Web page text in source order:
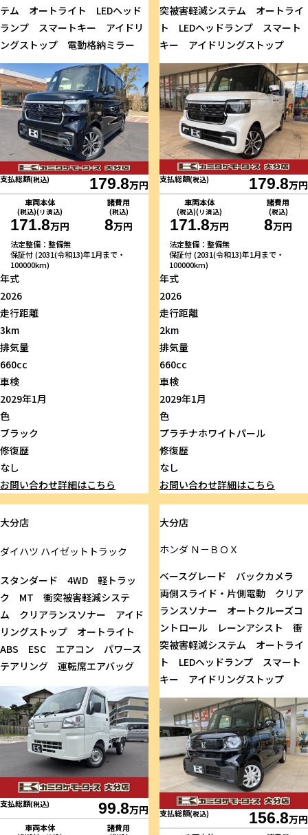
テム オートライト LEDヘッド
ランプ スマートキー アイドリ
ングストップ 電動格納ミラー
支払総額(税込) 179.8万円
車両本体
(税込)(リ済込)
171.8万円
諸費用
(税込)
8万円
法定整備：整備無
保証付 (2031(令和13)年1月まで・
100000km)
年式
2026
走行距離
3km
排気量
660cc
車検
2029年1月
色
ブラック
修復歴
なし
お問い合わせ詳細はこちら
突被害軽減システム オートライ
ト LEDヘッドランプ スマート
キー アイドリングストップ
支払総額(税込) 179.8万円
車両本体
(税込)(リ済込)
171.8万円
諸費用
(税込)
8万円
法定整備：整備無
保証付 (2031(令和13)年1月まで・
100000km)
年式
2026
走行距離
2km
排気量
660cc
車検
2029年1月
色
プラチナホワイトパール
修復歴
なし
お問い合わせ詳細はこちら
大分店
ダイハツ ハイゼットトラック
スタンダード 4WD 軽トラッ
ク MT 衝突被害軽減システ
ム クリアランスソナー アイド
リングストップ オートライト
ABS ESC エアコン パワース
テアリング 運転席エアバッグ
支払総額(税込) 99.8万円
車両本体 諸費用
大分店
ホンダＮ－ＢＯＸ
ベースグレード バックカメラ
両側スライド・片側電動 クリア
ランスソナー オートクルーズコ
ントロール レーンアシスト 衝
突被害軽減システム オートライ
ト LEDヘッドランプ スマート
キー アイドリングストップ
支払総額(税込) 156.8万円